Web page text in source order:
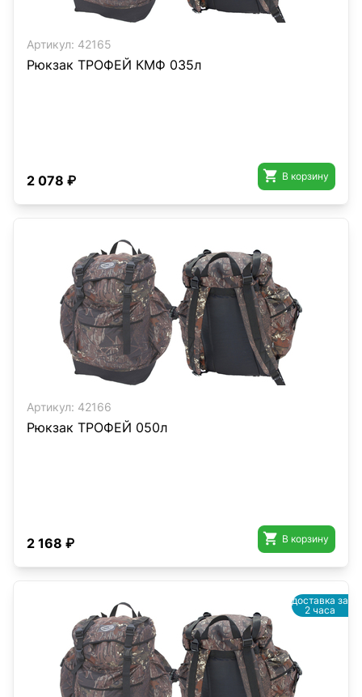
Артикул: 42165
Рюкзак ТРОФЕЙ КМФ 035л
2 078 ₽  В корзину
Артикул: 42166
Рюкзак ТРОФЕЙ 050л
2 168 ₽  В корзину
доставка за
2 часа